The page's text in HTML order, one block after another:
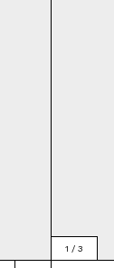
1 / 3